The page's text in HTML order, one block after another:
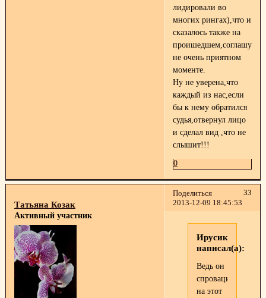
лидировали во
многих рингах),что и
сказалось также на
проишедшем,соглашусь
не очень приятном
моменте.
Ну не уверена,что
каждый из нас,если
бы к нему обратился
судья,отвернул лицо
и сделал вид ,что не
слышит!!!
0
Поделиться
33
2013-12-09 18:45:53
Татьяна Козак
Активный участник
Ирусик
написал(а):
Ведь он
спровацировал
на этот